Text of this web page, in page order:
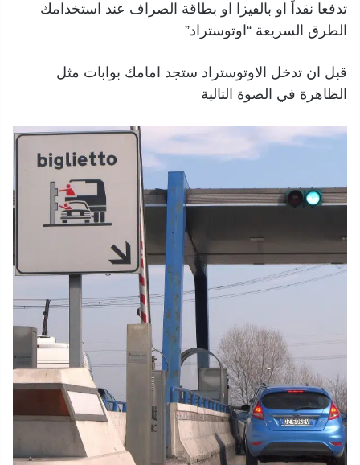
تدفعا نقداً او بالفيزا او بطاقة الصراف عند استخدامك
الطرق السريعة “اوتوستراد”
قبل ان تدخل الاوتوستراد ستجد امامك بوابات مثل
الظاهرة في الصوة التالية